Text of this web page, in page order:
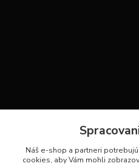
Náš e-shop a partneri potrebujú
cookies, aby Vám mohli